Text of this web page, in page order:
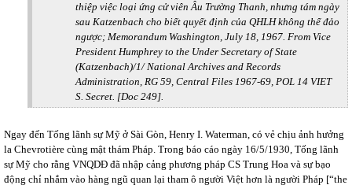
thiệp việc loại ứng cử viên Âu Trường Thanh, nhưng tám ngày
sau Katzenbach cho biết quyết định của QHLH không thể đảo
ngược; Memorandum Washington, July 18, 1967. From Vice
President Humphrey to the Under Secretary of State
(Katzenbach)/1/ National Archives and Records
Administration, RG 59, Central Files 1967-69, POL 14 VIET
S. Secret. [Doc 249].
Ngay đến Tống lãnh sự Mỹ ở Sài Gòn, Henry I. Waterman, có vẻ chịu ảnh hưởng
la Chevrotière cùng mật thám Pháp. Trong báo cáo ngày 16/5/1930, Tống lãnh
sự Mỹ cho rằng VNQDĐ đã nhập cảng phương pháp CS Trung Hoa và sự bạo
động chỉ nhắm vào hàng ngũ quan lại tham ô người Việt hơn là người Pháp [“the